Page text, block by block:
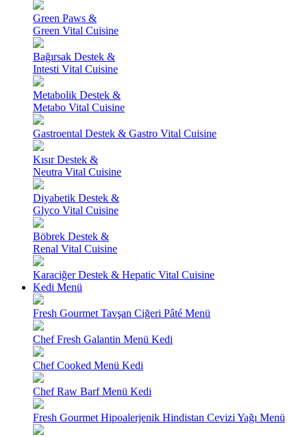
Green Paws &
Green Vital Cuisine
Bağırsak Destek &
Intesti Vital Cuisine
Metabolik Destek &
Metabo Vital Cuisine
Gastroental Destek & Gastro Vital Cuisine
Kısır Destek &
Neutra Vital Cuisine
Diyabetik Destek &
Glyco Vital Cuisine
Böbrek Destek &
Renal Vital Cuisine
Karaciğer Destek & Hepatic Vital Cuisine
Kedi Menü
Fresh Gourmet Tavşan Ciğeri Pâté Menü
Chef Fresh Galantin Menü Kedi
Chef Cooked Menü Kedi
Chef Raw Barf Menü Kedi
Fresh Gourmet Hipoalerjenik Hindistan Cevizi Yağı Menü